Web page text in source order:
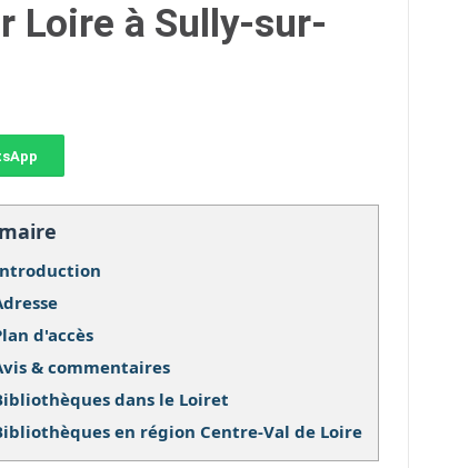
Loire à Sully-sur-
d'accès
& commentaires
dans le Loiret
en région Centre-Val de Loire